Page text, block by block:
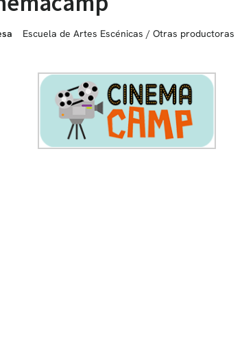
Escuela de Artes Escénicas / Otras productoras